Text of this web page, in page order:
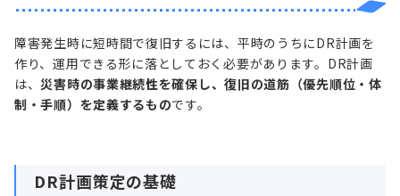
障害発生時に短時間で復旧するには、平時のうちにDR計画を
作り、運用できる形に落としておく必要があります。DR計画
は、 災害時の事業継続性を確保し、復旧の道筋（優先順位・体
制・手順）を定義するものです。
DR計画策定の基礎